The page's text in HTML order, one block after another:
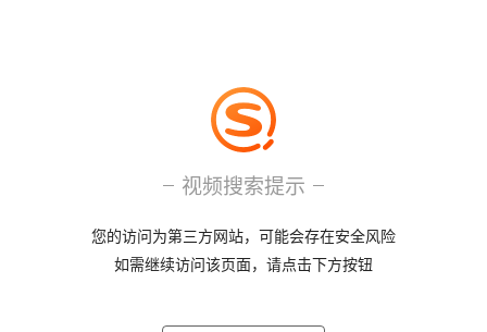
视频搜索提示
您的访问为第三方网站，可能会存在安全风险
如需继续访问该页面，请点击下方按钮